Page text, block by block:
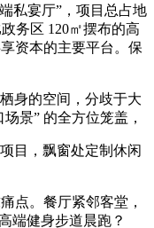
私宴厅”，项目总占地
务区 120㎡摆布的高
资本的主要平台。保
身的空间，分歧于大
景” 的全方位笼盖，
目，飘窗处定制休闲
点。餐厅紧邻客堂，
端健身步道晨跑？